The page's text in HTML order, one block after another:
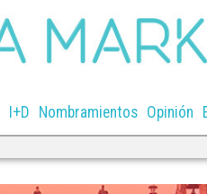
I+D Nombramientos Opinión